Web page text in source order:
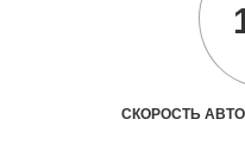
СКОРОСТЬ